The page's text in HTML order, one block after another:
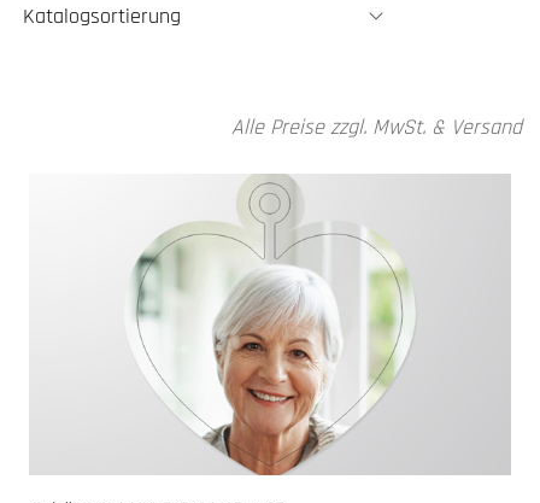
Alle Preise zzgl. MwSt. & Versand